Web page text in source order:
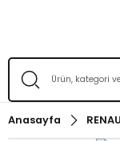
Anasayfa